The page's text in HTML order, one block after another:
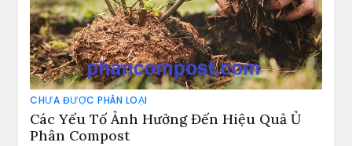
CHƯA ĐƯỢC PHÂN LOẠI
Các Yếu Tố Ảnh Hưởng Đến Hiệu Quả Ủ
Phân Compost